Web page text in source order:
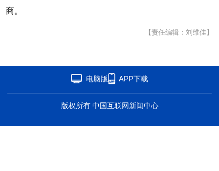
商。
【责任编辑：刘维佳】
电脑版 APP下载
版权所有 中国互联网新闻中心